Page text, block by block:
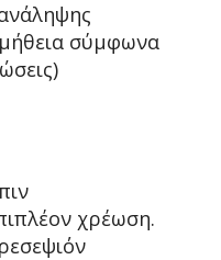
σύμφωνα
χρέωση.